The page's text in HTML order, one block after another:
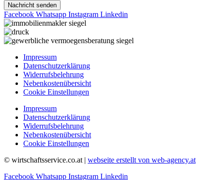
Nachricht senden
Facebook Whatsapp Instagram Linkedin
Impressum
Datenschutzerklärung
Widerrufsbelehrung
Nebenkostenübersicht
Cookie Einstellungen
Impressum
Datenschutzerklärung
Widerrufsbelehrung
Nebenkostenübersicht
Cookie Einstellungen
© wirtschaftsservice.co.at | webseite erstellt von web-agency.at
Facebook Whatsapp Instagram Linkedin